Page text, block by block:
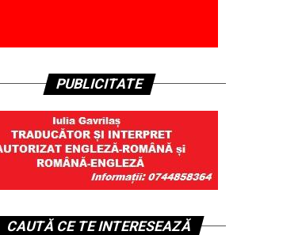
PUBLICITATE
CAUTĂ CE TE INTERESEAZĂ